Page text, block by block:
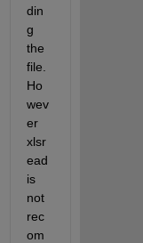
din
g
the
file.
Ho
wev
er
xlsr
ead
is
not
rec
om